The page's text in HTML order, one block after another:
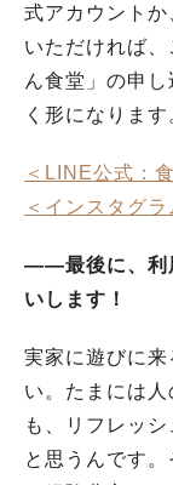
式アカウント
いただければ
ん食堂」の申
く形になります
＜LINE公式：
＜インスタグ
――最後に、利
いします！
実家に遊びに
い。たまには
も、リフレッ
と思うんです